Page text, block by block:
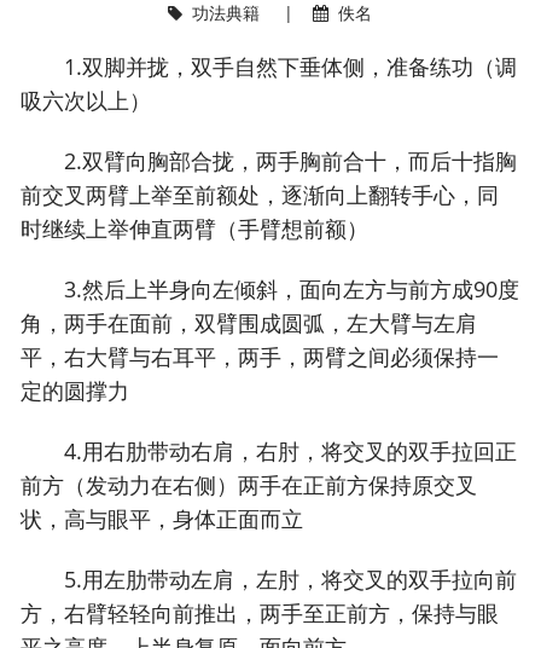
功法典籍 | 佚名
1.双脚并拢，双手自然下垂体侧，准备练功（调
吸六次以上）
2.双臂向胸部合拢，两手胸前合十，而后十指胸
前交叉两臂上举至前额处，逐渐向上翻转手心，同
时继续上举伸直两臂（手臂想前额）
3.然后上半身向左倾斜，面向左方与前方成90度
角，两手在面前，双臂围成圆弧，左大臂与左肩
平，右大臂与右耳平，两手，两臂之间必须保持一
定的圆撑力
4.用右肋带动右肩，右肘，将交叉的双手拉回正
前方（发动力在右侧）两手在正前方保持原交叉
状，高与眼平，身体正面而立
5.用左肋带动左肩，左肘，将交叉的双手拉向前
方，右臂轻轻向前推出，两手至正前方，保持与眼